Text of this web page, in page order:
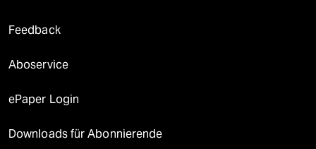
Feedback
Aboservice
ePaper Login
Downloads für Abonnierende